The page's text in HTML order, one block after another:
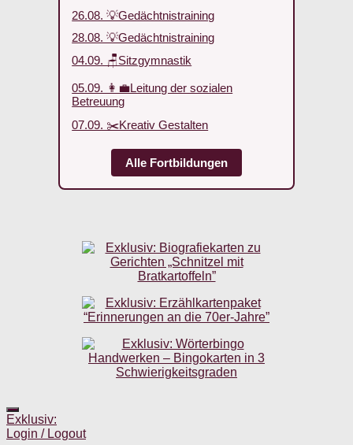
26.08. 💡Gedächtnistraining
28.08. 💡Gedächtnistraining
04.09. 🪑Sitzgymnastik
05.09. 👩‍💼Leitung der sozialen
Betreuung
07.09. ✂️Kreativ Gestalten
Alle Fortbildungen
Exklusiv:
Login / Logout